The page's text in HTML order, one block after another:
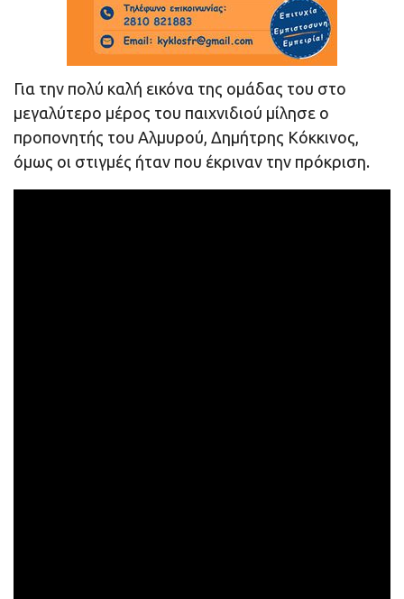
Για την πολύ καλή εικόνα της ομάδας του στο
μεγαλύτερο μέρος του παιχνιδιού μίλησε ο
προπονητής του Αλμυρού, Δημήτρης Κόκκινος,
όμως οι στιγμές ήταν που έκριναν την πρόκριση.